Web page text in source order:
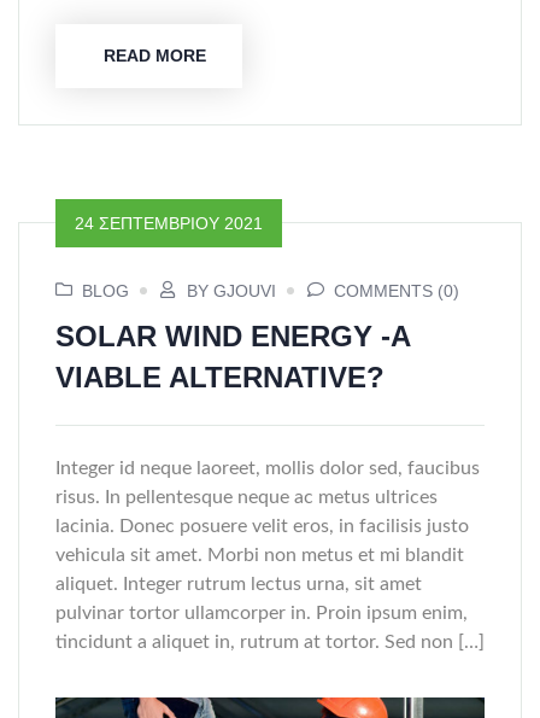
READ MORE
24 ΣΕΠΤΕΜΒΡΊΟΥ 2021
BLOG BY GJOUVI COMMENTS (0)
SOLAR WIND ENERGY -A
VIABLE ALTERNATIVE?
Integer id neque laoreet, mollis dolor sed, faucibus
risus. In pellentesque neque ac metus ultrices
lacinia. Donec posuere velit eros, in facilisis justo
vehicula sit amet. Morbi non metus et mi blandit
aliquet. Integer rutrum lectus urna, sit amet
pulvinar tortor ullamcorper in. Proin ipsum enim,
tincidunt a aliquet in, rutrum at tortor. Sed non […]